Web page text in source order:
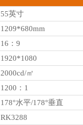
55英寸
1209*680mm
16 ：9
1920*1080
2000cd/㎡
1200 ： 1
178°水平/178°垂直
RK3288